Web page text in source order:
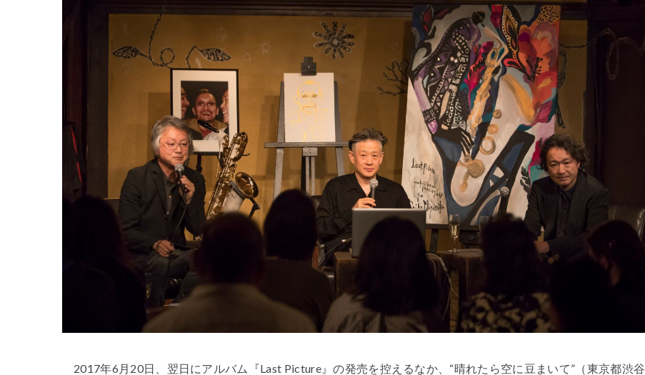
2017年6月20日、翌日にアルバム『Last Picture』の発売を控えるなか、“晴れたら空に豆まいて”（東京都渋谷